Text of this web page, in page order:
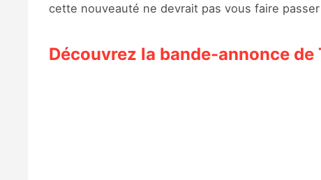
cette nouveauté ne devrait pas vous faire
Découvrez la bande-annonce de